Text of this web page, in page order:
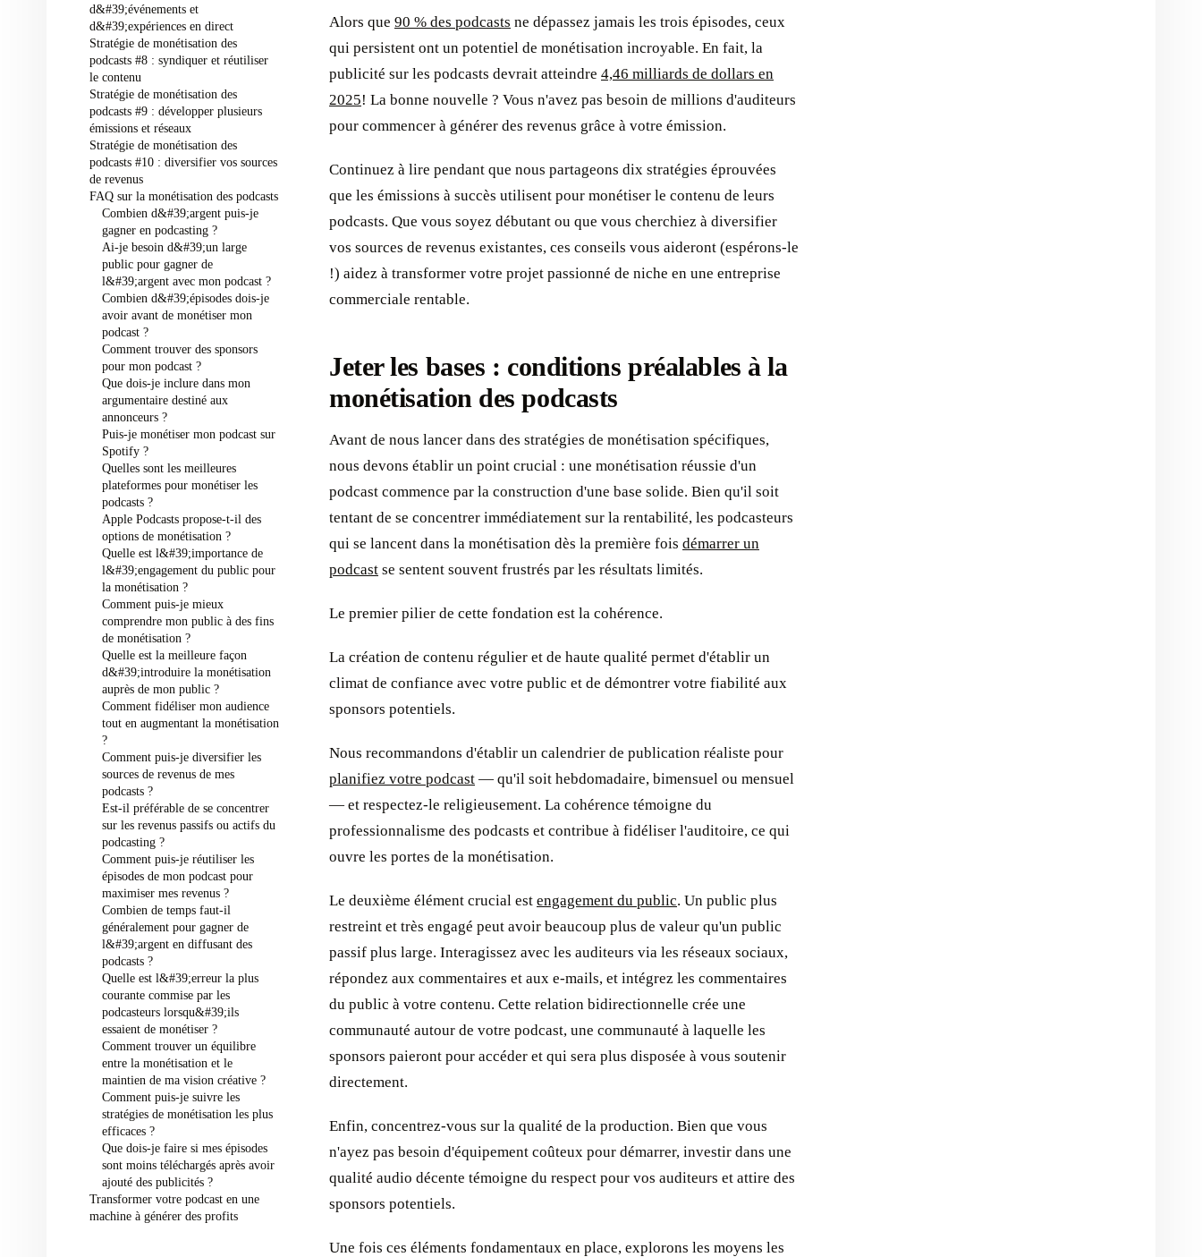
d&#39;événements et
d&#39;expériences en direct
Stratégie de monétisation des
podcasts #8 : syndiquer et réutiliser
le contenu
Stratégie de monétisation des
podcasts #9 : développer plusieurs
émissions et réseaux
Stratégie de monétisation des
podcasts #10 : diversifier vos sources
de revenus
FAQ sur la monétisation des podcasts
Combien d&#39;argent puis-je
gagner en podcasting ?
Ai-je besoin d&#39;un large
public pour gagner de
l&#39;argent avec mon podcast ?
Combien d&#39;épisodes dois-je
avoir avant de monétiser mon
podcast ?
Comment trouver des sponsors
pour mon podcast ?
Que dois-je inclure dans mon
argumentaire destiné aux
annonceurs ?
Puis-je monétiser mon podcast sur
Spotify ?
Quelles sont les meilleures
plateformes pour monétiser les
podcasts ?
Apple Podcasts propose-t-il des
options de monétisation ?
Quelle est l&#39;importance de
l&#39;engagement du public pour
la monétisation ?
Comment puis-je mieux
comprendre mon public à des fins
de monétisation ?
Quelle est la meilleure façon
d&#39;introduire la monétisation
auprès de mon public ?
Comment fidéliser mon audience
tout en augmentant la monétisation
?
Comment puis-je diversifier les
sources de revenus de mes
podcasts ?
Est-il préférable de se concentrer
sur les revenus passifs ou actifs du
podcasting ?
Comment puis-je réutiliser les
épisodes de mon podcast pour
maximiser mes revenus ?
Combien de temps faut-il
généralement pour gagner de
l&#39;argent en diffusant des
podcasts ?
Quelle est l&#39;erreur la plus
courante commise par les
podcasteurs lorsqu&#39;ils
essaient de monétiser ?
Comment trouver un équilibre
entre la monétisation et le
maintien de ma vision créative ?
Comment puis-je suivre les
stratégies de monétisation les plus
efficaces ?
Que dois-je faire si mes épisodes
sont moins téléchargés après avoir
ajouté des publicités ?
Transformer votre podcast en une
machine à générer des profits
Alors que 90 % des podcasts ne dépassez jamais les trois épisodes, ceux
qui persistent ont un potentiel de monétisation incroyable. En fait, la
publicité sur les podcasts devrait atteindre 4,46 milliards de dollars en
2025! La bonne nouvelle ? Vous n'avez pas besoin de millions d'auditeurs
pour commencer à générer des revenus grâce à votre émission.
Continuez à lire pendant que nous partageons dix stratégies éprouvées
que les émissions à succès utilisent pour monétiser le contenu de leurs
podcasts. Que vous soyez débutant ou que vous cherchiez à diversifier
vos sources de revenus existantes, ces conseils vous aideront (espérons-le
!) aidez à transformer votre projet passionné de niche en une entreprise
commerciale rentable.
Jeter les bases : conditions préalables à la
monétisation des podcasts
Avant de nous lancer dans des stratégies de monétisation spécifiques,
nous devons établir un point crucial : une monétisation réussie d'un
podcast commence par la construction d'une base solide. Bien qu'il soit
tentant de se concentrer immédiatement sur la rentabilité, les podcasteurs
qui se lancent dans la monétisation dès la première fois démarrer un
podcast se sentent souvent frustrés par les résultats limités.
Le premier pilier de cette fondation est la cohérence.
La création de contenu régulier et de haute qualité permet d'établir un
climat de confiance avec votre public et de démontrer votre fiabilité aux
sponsors potentiels.
Nous recommandons d'établir un calendrier de publication réaliste pour
planifiez votre podcast — qu'il soit hebdomadaire, bimensuel ou mensuel
— et respectez-le religieusement. La cohérence témoigne du
professionnalisme des podcasts et contribue à fidéliser l'auditoire, ce qui
ouvre les portes de la monétisation.
Le deuxième élément crucial est engagement du public. Un public plus
restreint et très engagé peut avoir beaucoup plus de valeur qu'un public
passif plus large. Interagissez avec les auditeurs via les réseaux sociaux,
répondez aux commentaires et aux e-mails, et intégrez les commentaires
du public à votre contenu. Cette relation bidirectionnelle crée une
communauté autour de votre podcast, une communauté à laquelle les
sponsors paieront pour accéder et qui sera plus disposée à vous soutenir
directement.
Enfin, concentrez-vous sur la qualité de la production. Bien que vous
n'ayez pas besoin d'équipement coûteux pour démarrer, investir dans une
qualité audio décente témoigne du respect pour vos auditeurs et attire des
sponsors potentiels.
Une fois ces éléments fondamentaux en place, explorons les moyens les